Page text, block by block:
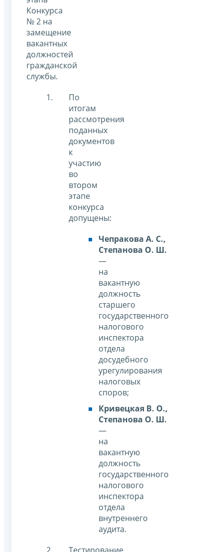
Конкурса
№ 2 на
замещение
вакантных
должностей
гражданской
службы.
По
итогам
рассмотрения
поданных
документов
к
участию
во
втором
этапе
конкурса
допущены:
Чепракова А. С.,
Степанова О. Ш.
—
на
вакантную
должность
старшего
государственного
налогового
инспектора
отдела
досудебного
урегулирования
налоговых
споров;
Кривецкая В. О.,
Степанова О. Ш.
—
на
вакантную
должность
государственного
налогового
инспектора
отдела
внутреннего
аудита.